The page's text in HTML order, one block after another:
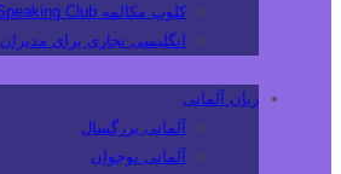
کلوپ مکالمه Speaking Club
انگلیسی تجاری برای مدیران
زبان آلمانی
آلمانی بزرگسال
آلمانی نوجوان